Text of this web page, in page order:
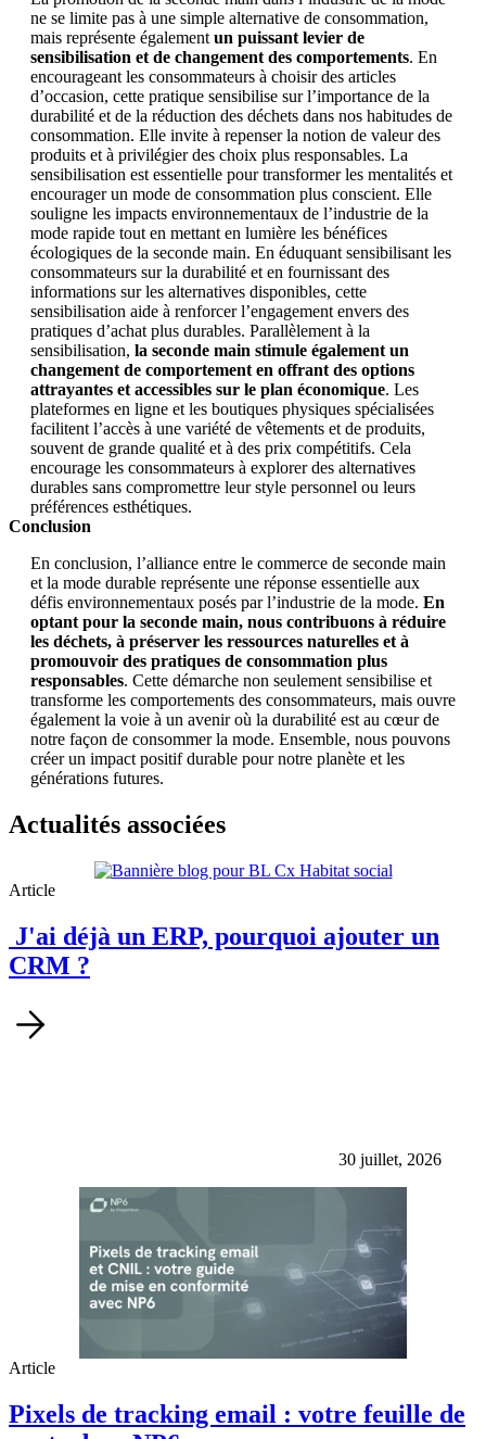
ne se limite pas à une simple alternative de consommation,
mais représente également un puissant levier de
sensibilisation et de changement des comportements. En
encourageant les consommateurs à choisir des articles
d’occasion, cette pratique sensibilise sur l’importance de la
durabilité et de la réduction des déchets dans nos habitudes de
consommation. Elle invite à repenser la notion de valeur des
produits et à privilégier des choix plus responsables. La
sensibilisation est essentielle pour transformer les mentalités et
encourager un mode de consommation plus conscient. Elle
souligne les impacts environnementaux de l’industrie de la
mode rapide tout en mettant en lumière les bénéfices
écologiques de la seconde main. En éduquant sensibilisant les
consommateurs sur la durabilité et en fournissant des
informations sur les alternatives disponibles, cette
sensibilisation aide à renforcer l’engagement envers des
pratiques d’achat plus durables. Parallèlement à la
sensibilisation, la seconde main stimule également un
changement de comportement en offrant des options
attrayantes et accessibles sur le plan économique. Les
plateformes en ligne et les boutiques physiques spécialisées
facilitent l’accès à une variété de vêtements et de produits,
souvent de grande qualité et à des prix compétitifs. Cela
encourage les consommateurs à explorer des alternatives
durables sans compromettre leur style personnel ou leurs
préférences esthétiques.
Conclusion
En conclusion, l’alliance entre le commerce de seconde main
et la mode durable représente une réponse essentielle aux
défis environnementaux posés par l’industrie de la mode. En
optant pour la seconde main, nous contribuons à réduire
les déchets, à préserver les ressources naturelles et à
promouvoir des pratiques de consommation plus
responsables. Cette démarche non seulement sensibilise et
transforme les comportements des consommateurs, mais ouvre
également la voie à un avenir où la durabilité est au cœur de
notre façon de consommer la mode. Ensemble, nous pouvons
créer un impact positif durable pour notre planète et les
générations futures.
Actualités associées
Article
J'ai déjà un ERP, pourquoi ajouter un
CRM ?
30 juillet, 2026
Article
Pixels de tracking email : votre feuille de